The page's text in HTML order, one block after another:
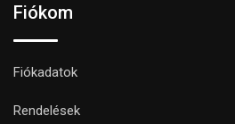
Fiókom
Fiókadatok
Rendelések